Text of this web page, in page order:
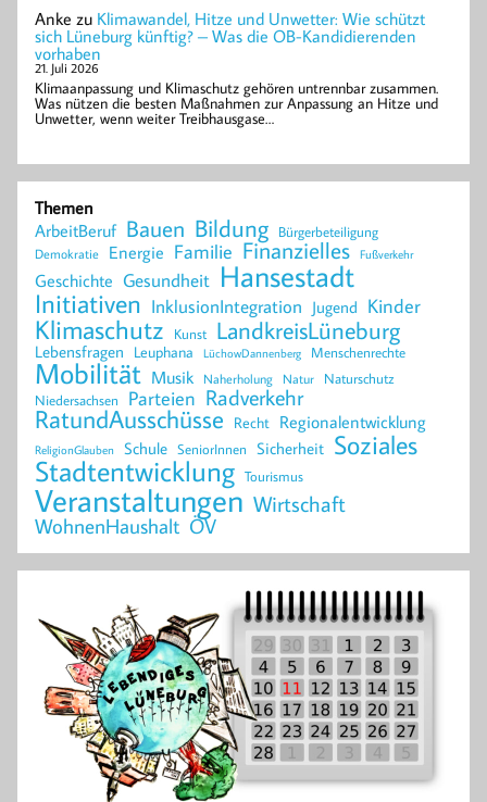
Anke zu Klimawandel, Hitze und Unwetter: Wie schützt
sich Lüneburg künftig? – Was die OB-Kandidierenden
vorhaben
21. Juli 2026
Klimaanpassung und Klimaschutz gehören untrennbar zusammen.
Was nützen die besten Maßnahmen zur Anpassung an Hitze und
Unwetter, wenn weiter Treibhausgase…
Themen
ArbeitBeruf Bauen Bildung Bürgerbeteiligung
Demokratie Energie Familie Finanzielles Fußverkehr
Geschichte Gesundheit Hansestadt
Initiativen InklusionIntegration Jugend Kinder
Klimaschutz Kunst LandkreisLüneburg
Lebensfragen Leuphana LüchowDannenberg Menschenrechte
Mobilität Musik Naherholung Natur Naturschutz
Niedersachsen Parteien Radverkehr
RatundAusschüsse Recht Regionalentwicklung
ReligionGlauben Schule SeniorInnen Sicherheit Soziales
Stadtentwicklung Tourismus
Veranstaltungen Wirtschaft
WohnenHaushalt ÖV